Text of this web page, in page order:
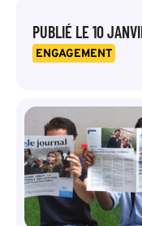
PUBLIÉ LE 10
ENGAGEMENT